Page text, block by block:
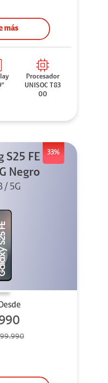
más
Procesador
UNISOC T83
00
33%
S25 FE
Negro
/ 5G